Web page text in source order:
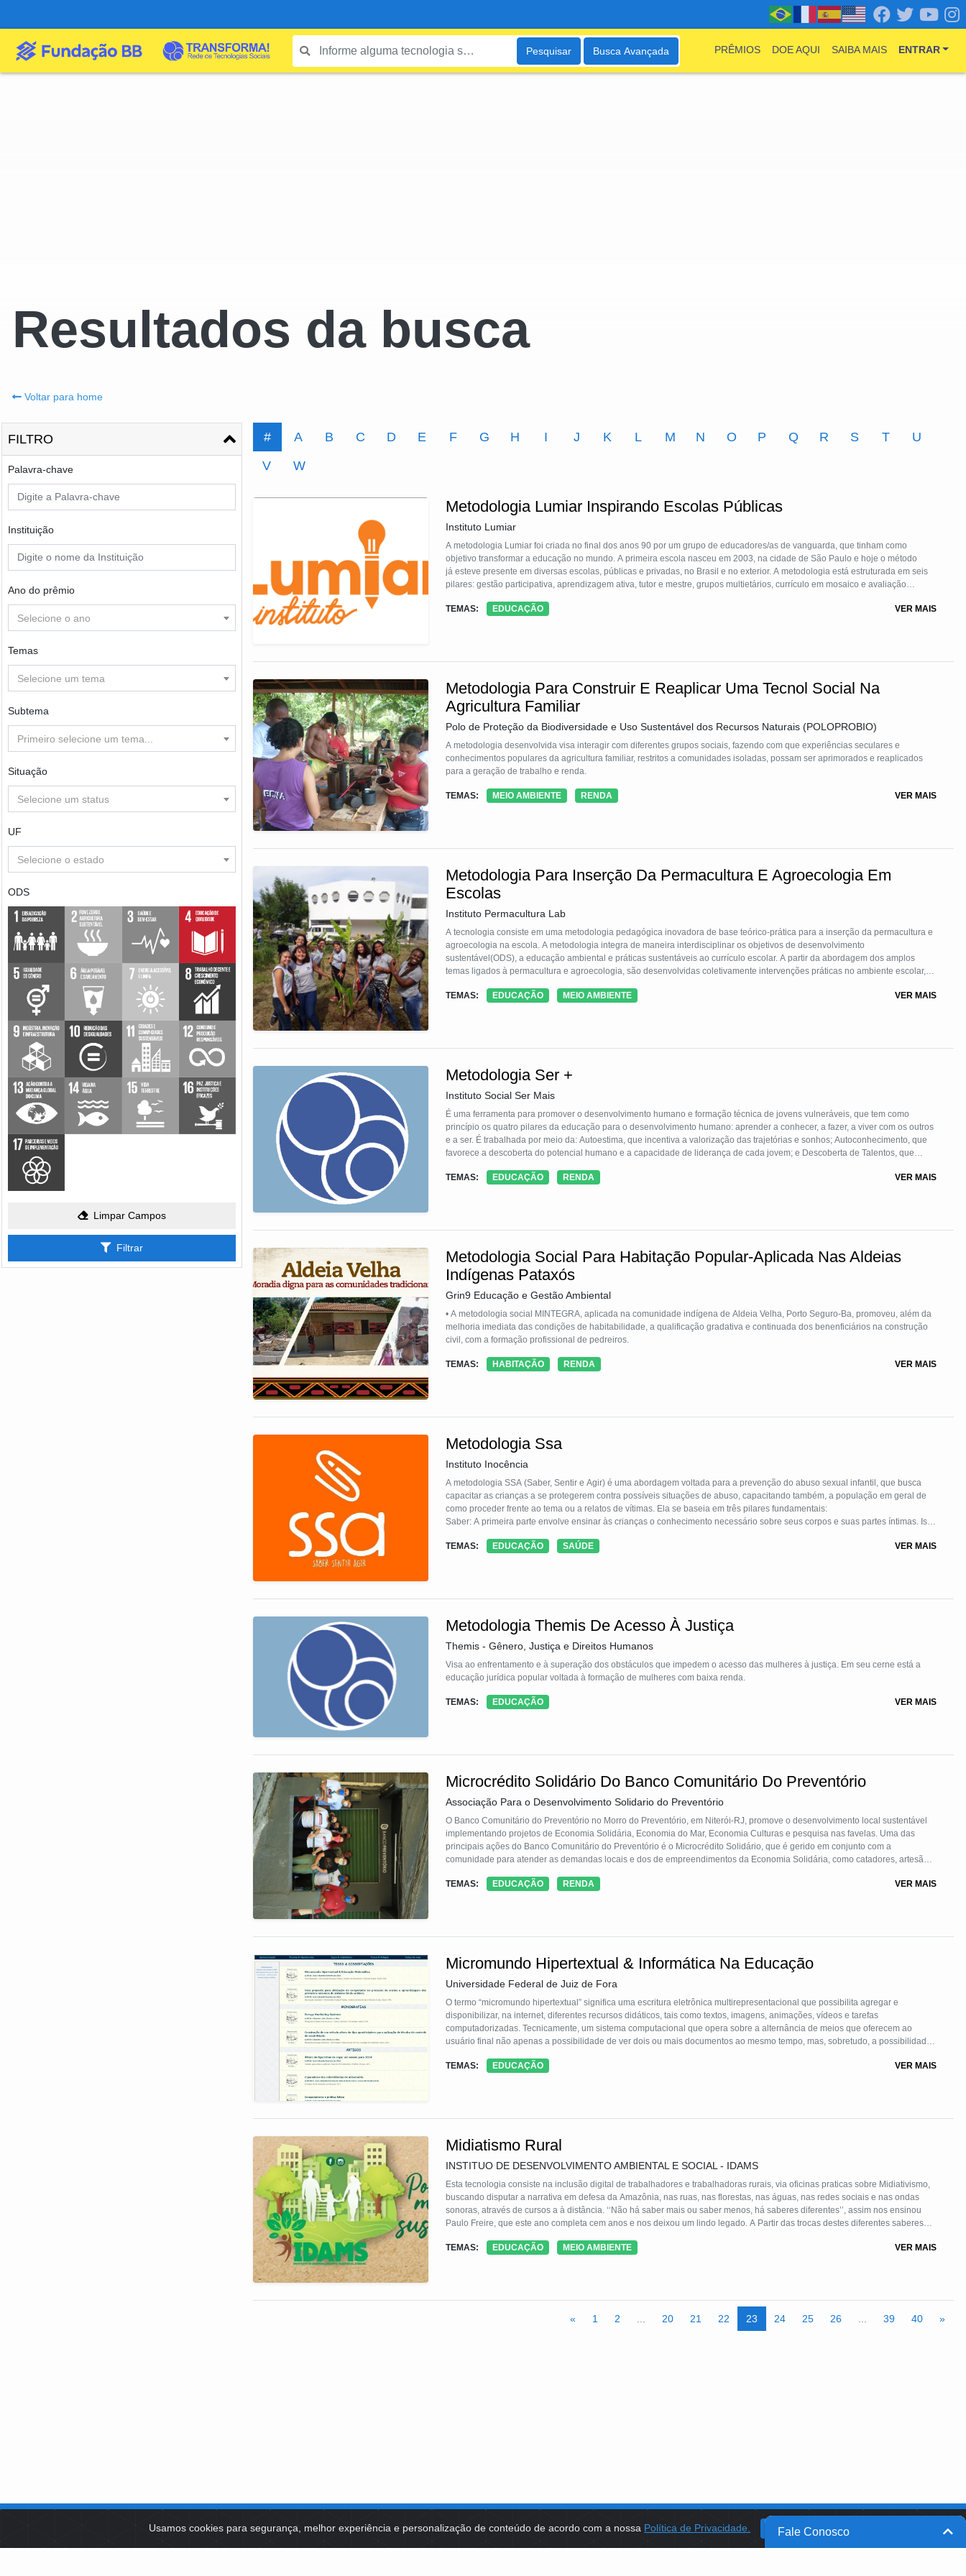
Usamos cookies para segurança, melhor experiência e personalização de conteúdo de acordo com a nossa Política de Privacidade. OK
Pesquisar Busca Avançada PRÊMIOS DOE AQUI SAIBA MAIS ENTRAR
Resultados da busca
Voltar para home
FILTRO
Palavra-chave
Instituição
Ano do prêmio
Selecione o ano
Temas
Selecione um tema
Subtema
Primeiro selecione um tema...
Situação
Selecione um status
UF
Selecione o estado
ODS
Limpar Campos
Filtrar
# A B C D E F G H I J K L M N O P Q R S T
U
V
W
Metodologia Lumiar Inspirando Escolas Públicas
Instituto Lumiar
A metodologia Lumiar foi criada no final dos anos 90 por um grupo de educadores/as de vanguarda, que tinham como
objetivo transformar a educação no mundo. A primeira escola nasceu em 2003, na cidade de São Paulo e hoje o método
já esteve presente em diversas escolas, públicas e privadas, no Brasil e no exterior. A metodologia está estruturada em seis
pilares: gestão participativa, aprendizagem ativa, tutor e mestre, grupos multietários, currículo em mosaico e avaliação
Habilidades e outra de Conteúdos, colabora para a transformação individual e social de cada pessoa. Em 2012, nossa
vertente social da Lumiar Educação, assume o papel e o compromisso de inspirar professores e professoras de escolas
educação, bem como, valorizar educadores para que tenham ferramentas de aprendizagem potentes que garantam o olhar
para o desenvolvimento de cidadãos conscientes.
TEMAS: EDUCAÇÃO VER MAIS
Metodologia Para Construir E Reaplicar Uma Tecnol Social Na
Agricultura Familiar
Polo de Proteção da Biodiversidade e Uso Sustentável dos Recursos Naturais (POLOPROBIO)
A metodologia desenvolvida visa interagir com diferentes grupos sociais, fazendo com que experiências seculares e
conhecimentos populares da agricultura familiar, restritos a comunidades isoladas, possam ser aprimorados e reaplicados
para a geração de trabalho e renda.
TEMAS: MEIO AMBIENTE RENDA VER MAIS
Metodologia Para Inserção Da Permacultura E Agroecologia Em
Escolas
Instituto Permacultura Lab
A tecnologia consiste em uma metodologia pedagógica inovadora de base teórico-prática para a inserção da permacultura e
agroecologia na escola. A metodologia integra de maneira interdisciplinar os objetivos de desenvolvimento
sustentável(ODS), a educação ambiental e práticas sustentáveis ao currículo escolar. A partir da abordagem dos amplos
temas ligados à permacultura e agroecologia, são desenvolvidas coletivamente intervenções práticas no ambiente escolar,
problemas socioambientais e a colaboração e autonomia dos estudantes para resolução dos mesmos.
TEMAS: EDUCAÇÃO MEIO AMBIENTE VER MAIS
Metodologia Ser +
Instituto Social Ser Mais
É uma ferramenta para promover o desenvolvimento humano e formação técnica de jovens vulneráveis, que tem como
princípio os quatro pilares da educação para o desenvolvimento humano: aprender a conhecer, a fazer, a viver com os outros
e a ser. É trabalhada por meio da: Autoestima, que incentiva a valorização das trajetórias e sonhos; Autoconhecimento, que
favorece a descoberta do potencial humano e a capacidade de liderança de cada jovem; e Descoberta de Talentos, que
do Projeto de Vida e Carreira, de Ação Social, Desenvolvimento Local e Empregabilidade.
TEMAS: EDUCAÇÃO RENDA VER MAIS
Metodologia Social Para Habitação Popular-Aplicada Nas Aldeias
Indígenas Pataxós
Grin9 Educação e Gestão Ambiental
• A metodologia social MINTEGRA, aplicada na comunidade indígena de Aldeia Velha, Porto Seguro-Ba, promoveu, além da
melhoria imediata das condições de habitabilidade, a qualificação gradativa e continuada dos benenficiários na construção
civil, com a formação profissional de pedreiros.
TEMAS: HABITAÇÃO RENDA VER MAIS
Metodologia Ssa
Instituto Inocência
A metodologia SSA (Saber, Sentir e Agir) é uma abordagem voltada para a prevenção do abuso sexual infantil, que busca
capacitar as crianças a se protegerem contra possíveis situações de abuso, capacitando também, a população em geral de
como proceder frente ao tema ou a relatos de vítimas. Ela se baseia em três pilares fundamentais:
Saber: A primeira parte envolve ensinar às crianças o conhecimento necessário sobre seus corpos e suas partes íntimas. Isso
de conotação pejorativa ou sexualizada ou inapropriada para a faixa etária do ouvinte..
Agir: A terceira e última parte da metodologia incentiva as crianças a agirem de maneira assertiva e eficaz quando se
imediatamente até que alguém possa lhe ajudar e cessem as tentativas ou a recorrência da violência. As crianças também
tratadas..
Essa abordagem é implementada de maneira lúdica e adaptada de acordo com a faixa etária atendida. Músicas autorais e
atividades interativas são usadas para tornar o aprendizado mais envolvente e facilitar a retenção das informações.
visa promover a conscientização, a confiança e a ação assertiva, ajudando as crianças a se protegerem de possíveis
autonomia para a criança.
TEMAS: EDUCAÇÃO SAÚDE VER MAIS
Metodologia Themis De Acesso À Justiça
Themis - Gênero, Justiça e Direitos Humanos
Visa ao enfrentamento e à superação dos obstáculos que impedem o acesso das mulheres à justiça. Em seu cerne está a
educação jurídica popular voltada à formação de mulheres com baixa renda.
TEMAS: EDUCAÇÃO VER MAIS
Microcrédito Solidário Do Banco Comunitário Do Preventório
Associação Para o Desenvolvimento Solidario do Preventório
O Banco Comunitário do Preventório no Morro do Preventório, em Niterói-RJ, promove o desenvolvimento local sustentável
implementando projetos de Economia Solidária, Economia do Mar, Economia Culturas e pesquisa nas favelas. Uma das
principais ações do Banco Comunitário do Preventório é o Microcrédito Solidário, que é gerido em conjunto com a
comunidade para atender as demandas locais e dos de empreendimentos da Economia Solidária, como catadores, artesãos,
estabelecemos metodologias participativas em que todos os atores fazem parte de todos os processos do microcrédito.
TEMAS: EDUCAÇÃO RENDA VER MAIS
Micromundo Hipertextual & Informática Na Educação
Universidade Federal de Juiz de Fora
O termo “micromundo hipertextual” significa uma escritura eletrônica multirepresentacional que possibilita agregar e
disponibilizar, na internet, diferentes recursos didáticos, tais como textos, imagens, animações, vídeos e tarefas
computadorizadas. Tecnicamente, um sistema computacional que opera sobre a alternância de meios que oferecem ao
usuário final não apenas a possibilidade de ver dois ou mais documentos ao mesmo tempo, mas, sobretudo, a possibilidade
(HTML), está gratuitamente disponível no repositório "PROJETO ZK DE INFORMÁTICA & EDUCAÇÃO", URL:
TEMAS: EDUCAÇÃO VER MAIS
Midiatismo Rural
INSTITUO DE DESENVOLVIMENTO AMBIENTAL E SOCIAL - IDAMS
Esta tecnologia consiste na inclusão digital de trabalhadores e trabalhadoras rurais, via oficinas praticas sobre Midiativismo,
buscando disputar a narrativa em defesa da Amazônia, nas ruas, nas florestas, nas águas, nas redes sociais e nas ondas
sonoras, através de cursos a à distância. ‘‘Não há saber mais ou saber menos, há saberes diferentes’’, assim nos ensinou
Paulo Freire, que este ano completa cem anos e nos deixou um lindo legado. A Partir das trocas destes diferentes saberes
Amazônia e, nessa continuidade, deverá ocorrer em mais 10 (dez) municípios do Estado do Pará. O Instituto IDAMS tem sido
TEMAS: EDUCAÇÃO MEIO AMBIENTE VER MAIS
« 1 2 20 21 22 23 24 25 26 39 40 »
Fale Conosco
PLATAFORMA DE TECNOLOGIAS IDENTIDADE VISUAL BANCO DO BRASIL